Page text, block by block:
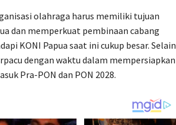
olahraga harus memiliki tujuan
dan memperkuat pembinaan cabang
KONI Papua saat ini cukup besar. Selain
dengan waktu dalam mempersiapkan
Pra-PON dan PON 2028.